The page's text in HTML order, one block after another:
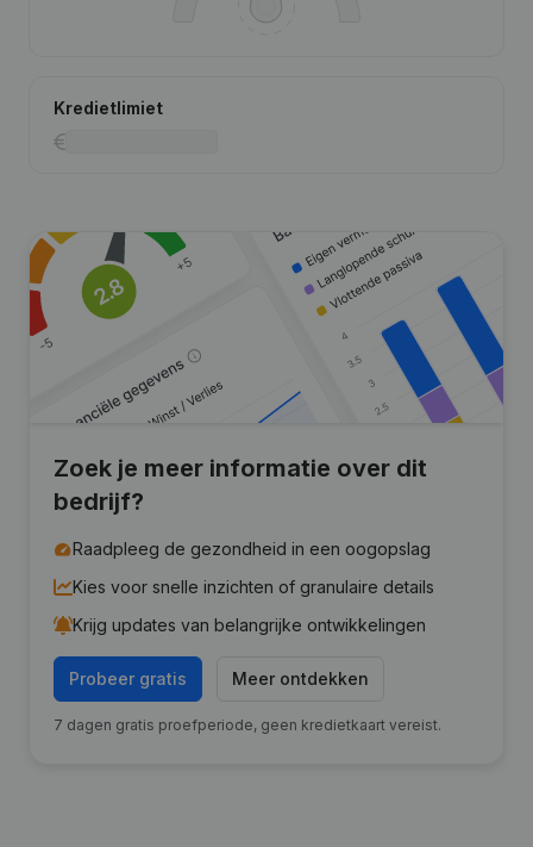
Kredietlimiet
Zoek je meer informatie over dit
bedrijf?
Raadpleeg de gezondheid in een oogopslag
Kies voor snelle inzichten of granulaire details
Krijg updates van belangrijke ontwikkelingen
Probeer gratis Meer ontdekken
7 dagen gratis proefperiode, geen kredietkaart vereist.